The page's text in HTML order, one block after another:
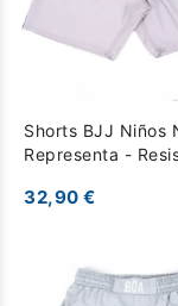
Shorts BJJ Niños
Representa -
32,90 €